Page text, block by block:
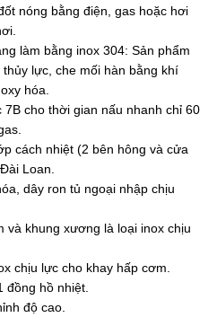
nóng bằng điện, gas hoặc hơi
làm bằng inox 304: Sản phẩm
lực, che mối hàn bằng khí
hóa.
7B cho thời gian nấu nhanh chỉ 60
cách nhiệt (2 bên hông và cửa
Loan.
dây ron tủ ngoại nhập chịu
và khung xương là loại inox chịu
chịu lực cho khay hấp cơm.
đồng hồ nhiệt.
độ cao.